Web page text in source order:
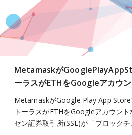
Metamaskが
ーラスがETHをGoogleアカウ
MetamaskがGoogle Play App Store
トーラスがETHをGoogleアカウン
セン証券取引所(SSE)が「ブロック